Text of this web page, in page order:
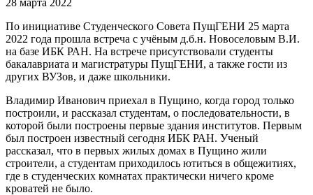
По инициативе Студенческого Совета ПущГЕНИ 25 марта
2022 года прошла встреча с учёным д.б.н. Новоселовым В.И.
на базе ИБК РАН. На встрече присутствовали студенты
бакалавриата и магистратуры ПущГЕНИ, а также гости из
других ВУЗов, и даже школьники.
Владимир Иванович приехал в Пущино, когда город только
построили, и рассказал студентам, о последовательности, в
которой были построены первые здания институтов. Первым
был построен известный сегодня ИБК РАН. Ученый
рассказал, что в первых жилых домах в Пущино жили
строители, а студентам приходилось ютиться в общежитиях,
где в студенческих комнатах практически ничего кроме
кроватей не было.